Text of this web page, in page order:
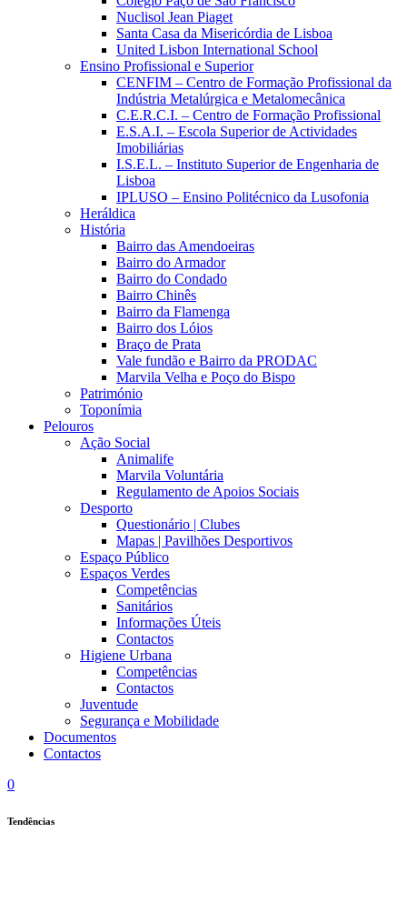
Nuclisol Jean Piaget
Santa Casa da Misericórdia de Lisboa
United Lisbon International School
Ensino Profissional e Superior
CENFIM – Centro de Formação Profissional da
Indústria Metalúrgica e Metalomecânica
C.E.R.C.I. – Centro de Formação Profissional
E.S.A.I. – Escola Superior de Actividades
Imobiliárias
I.S.E.L. – Instituto Superior de Engenharia de
Lisboa
IPLUSO – Ensino Politécnico da Lusofonia
Heráldica
História
Bairro das Amendoeiras
Bairro do Armador
Bairro do Condado
Bairro Chinês
Bairro da Flamenga
Bairro dos Lóios
Braço de Prata
Vale fundão e Bairro da PRODAC
Marvila Velha e Poço do Bispo
Património
Toponímia
Pelouros
Ação Social
Animalife
Marvila Voluntária
Regulamento de Apoios Sociais
Desporto
Questionário | Clubes
Mapas | Pavilhões Desportivos
Espaço Público
Espaços Verdes
Competências
Sanitários
Informações Úteis
Contactos
Higiene Urbana
Competências
Contactos
Juventude
Segurança e Mobilidade
Documentos
Contactos
0
Tendências